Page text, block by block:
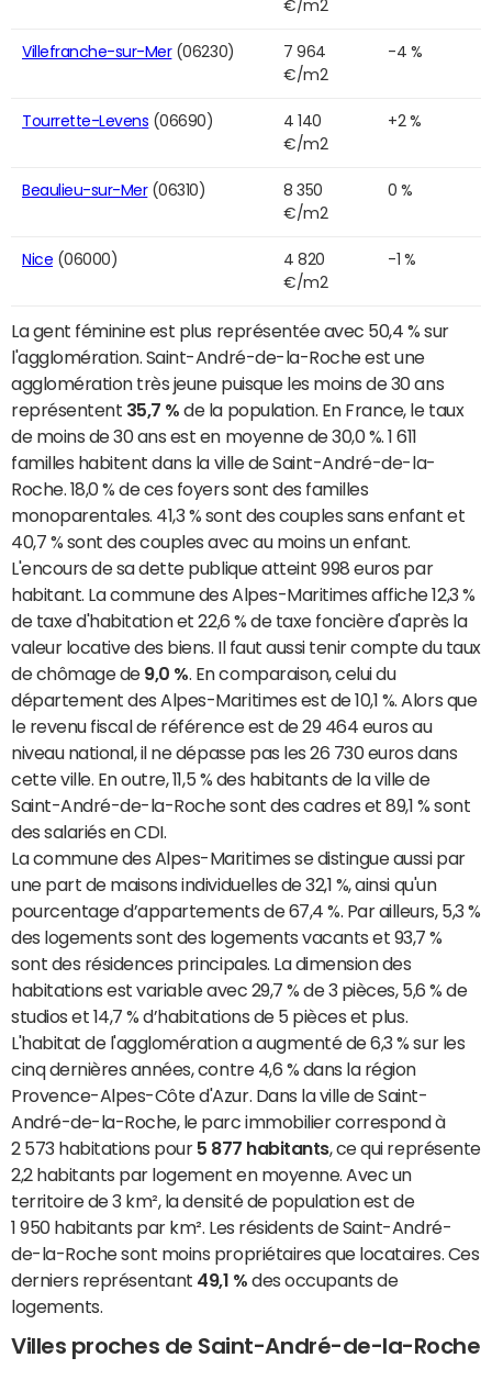
€/m2
Villefranche-sur-Mer(06230)
7 964
€/m2
-4 %
Tourrette-Levens (06690)
4 140
€/m2
+2 %
Beaulieu-sur-Mer(06310)
8 350
€/m2
0 %
Nice (06000)
4 820
€/m2
-1 %
La gent féminine est plus représentée avec 50,4 % sur
l'agglomération. Saint-André-de-la-Roche est une
agglomération très jeune puisque les moins de 30 ans
représentent 35,7 % de la population. En France, le taux
de moins de 30 ans est en moyenne de 30,0 %. 1 611
familles habitent dans la ville de Saint-André-de-la-
Roche. 18,0 % de ces foyers sont des familles
monoparentales. 41,3 % sont des couples sans enfant et
40,7 % sont des couples avec au moins un enfant.
L'encours de sa dette publique atteint 998 euros par
habitant. La commune des Alpes-Maritimes affiche 12,3 %
de taxe d'habitation et 22,6 % de taxe foncière d'après la
valeur locative des biens. Il faut aussi tenir compte du taux
de chômage de 9,0 % . En comparaison, celui du
département des Alpes-Maritimes est de 10,1 %. Alors que
le revenu fiscal de référence est de 29 464 euros au
niveau national, il ne dépasse pas les 26 730 euros dans
cette ville. En outre, 11,5 % des habitants de la ville de
Saint-André-de-la-Roche sont des cadres et 89,1 % sont
des salariés en CDI.
La commune des Alpes-Maritimes se distingue aussi par
une part de maisons individuelles de 32,1 %, ainsi qu'un
pourcentage d’appartements de 67,4 %. Par ailleurs, 5,3 %
des logements sont des logements vacants et 93,7 %
sont des résidences principales. La dimension des
habitations est variable avec 29,7 % de 3 pièces, 5,6 % de
studios et 14,7 % d’habitations de 5 pièces et plus.
L'habitat de l'agglomération a augmenté de 6,3 % sur les
cinq dernières années, contre 4,6 % dans la région
Provence-Alpes-Côte d'Azur. Dans la ville de Saint-
André-de-la-Roche, le parc immobilier correspond à
2 573 habitations pour 5 877 habitants, ce qui représente
2,2 habitants par logement en moyenne. Avec un
territoire de 3 km², la densité de population est de
1 950 habitants par km². Les résidents de Saint-André-
de-la-Roche sont moins propriétaires que locataires. Ces
derniers représentant 49,1 % des occupants de
logements.
Villes proches de Saint-André-de-la-Roche